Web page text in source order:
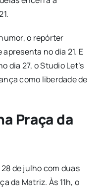
o repórter
no dia 21. E
dia 27, o Studio Let’s
como liberdade de
Praça da
de julho com duas
da Matriz. Às 11h, o